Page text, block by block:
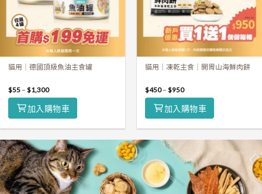
貓用｜德國頂級魚油主食罐
$55 –$1,300
加入購物車
貓用｜凍乾主食｜開胃山海鮮肉餅
$450–$950
加入購物車